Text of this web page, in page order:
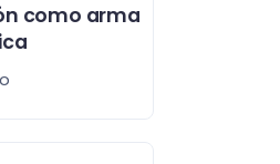
como arma